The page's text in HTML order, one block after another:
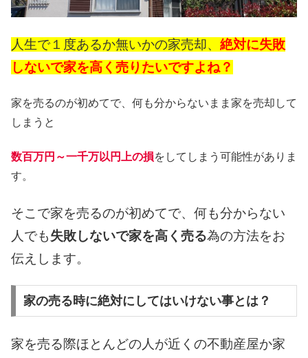
人生で１度あるか無いかの家売却、 絶対に失敗
しないで家を高く売りたいですよね？
家を売るのが初めてで、何も分からないまま家を売却して
しまうと
数百万円～一千万以円上の損をしてしまう可能性がありま
す。
そこで家を売るのが初めてで、何も分からない
人でも失敗しないで家を高く売る為の方法をお
伝えします。
家の売る時に絶対にしてはいけない事とは？
家を売る際ほとんどの人が近くの不動産屋か家